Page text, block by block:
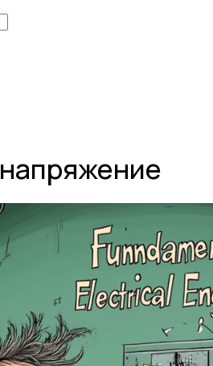
напряжение